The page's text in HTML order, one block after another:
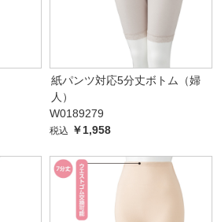
紙パンツ対応5分丈ボトム（婦
人）
W0189279
税込 ￥1,958